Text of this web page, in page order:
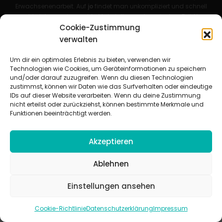
Cookie-Zustimmung
verwalten
Um dir ein optimales Erlebnis zu bieten, verwenden wir
Technologien wie Cookies, um Geräteinformationen zu speichern
und/oder darauf zuzugreifen. Wenn du diesen Technologien
zustimmst, können wir Daten wie das Surfverhalten oder eindeutige
IDs auf dieser Website verarbeiten. Wenn du deine Zustimmung
nicht erteilst oder zurückziehst, können bestimmte Merkmale und
Funktionen beeinträchtigt werden.
Akzeptieren
Ablehnen
Einstellungen ansehen
Cookie-RichtlinieDatenschutzerklärungImpressum
Erwachsenenarbeit. Auf jo findet man unkompliziert und schnell
zahlreiche praxiserprobte Materialien und gewinnt so Zeit für
Beziehungsarbeit.
CVJM-Landesverband Bayern e. V.
CVJM-Gesamtverband in
Deutschland e. V.
CVJM-Westbund e. V.|Deutscher Jugendverband „Entschieden für
Christus“ e. V.
Evangelisches Jugendwerk in Württemberg
© 2026 jugendarbeit.online